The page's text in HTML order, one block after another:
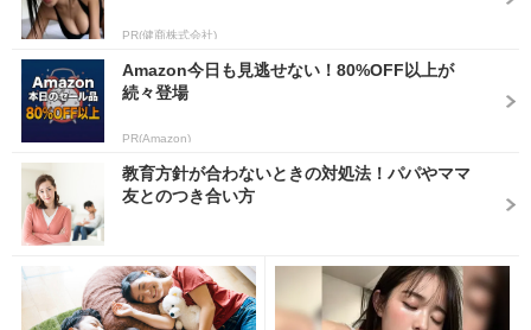
PR(健商株式会社)
Amazon今日も見逃せない！80%OFF以上が
続々登場
PR(Amazon)
教育方針が合わないときの対処法！パパやママ
友とのつき合い方